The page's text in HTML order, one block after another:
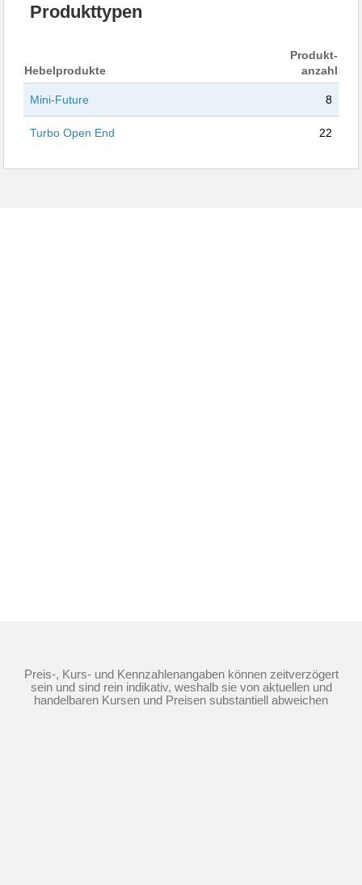
Produkttypen
Hebelprodukte
Produkt-
anzahl
Mini-Future 8
Turbo Open End 22
Preis-, Kurs- und Kennzahlenangaben können zeitverzögert
sein und sind rein indikativ, weshalb sie von aktuellen und
handelbaren Kursen und Preisen substantiell abweichen